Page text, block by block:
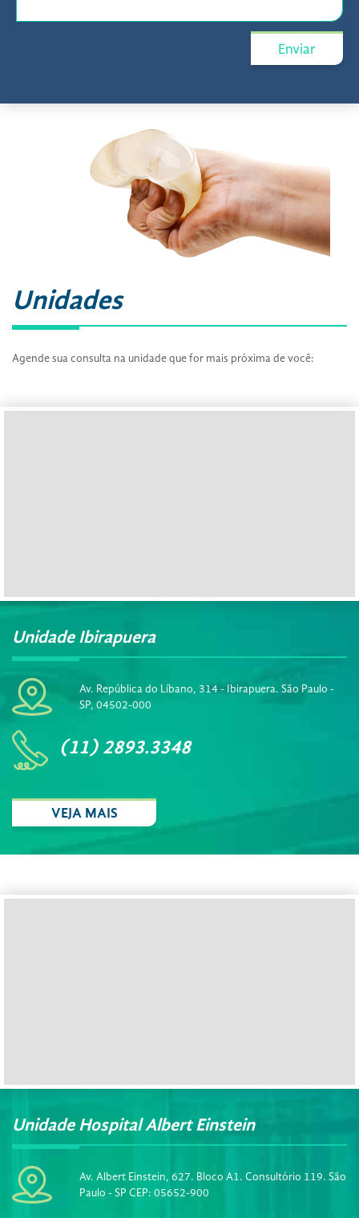
Unidades
Agende sua consulta na unidade que for mais próxima de você:
Unidade Ibirapuera
Av. República do Líbano, 314 - Ibirapuera. São Paulo -
SP, 04502-000
(11) 2893.3348
VEJA MAIS
Unidade Hospital Albert Einstein
Av. Albert Einstein, 627. Bloco A1. Consultório 119. São
Paulo - SP CEP: 05652-900